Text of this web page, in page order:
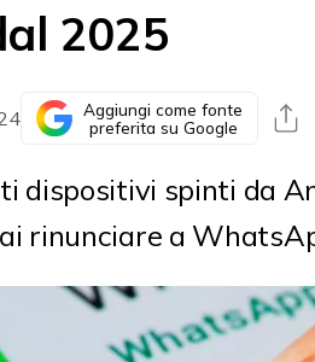
2025
Aggiungi come fonte
preferita su Google
dispositivi spinti da
rinunciare a